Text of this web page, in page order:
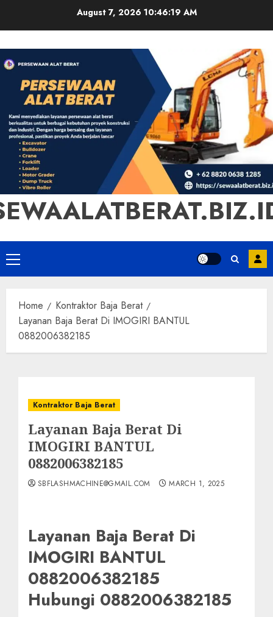
August 7, 2026 10:46:20 AM
Primary
Menu
Home
Kontraktor Baja Berat
Layanan Baja Berat Di IMOGIRI BANTUL
0882006382185
Kontraktor Baja Berat
Layanan Baja Berat Di
IMOGIRI BANTUL
0882006382185
SBFLASHMACHINE@GMAIL.COM MARCH 1, 2025
Layanan Baja Berat Di
IMOGIRI BANTUL
0882006382185
Hubungi 0882006382185